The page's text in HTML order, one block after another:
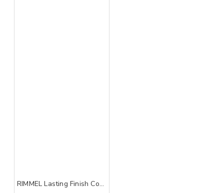
RIMMEL Lasting Finish Comfort 302